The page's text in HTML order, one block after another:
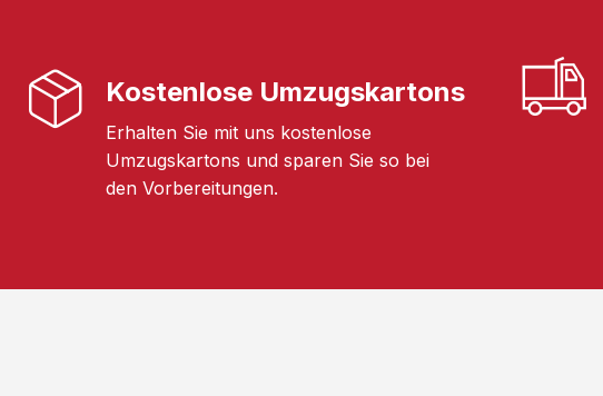
Kostenlose Umzugskartons
Erhalten Sie mit uns kostenlose
Umzugskartons und sparen Sie so bei
den Vorbereitungen.